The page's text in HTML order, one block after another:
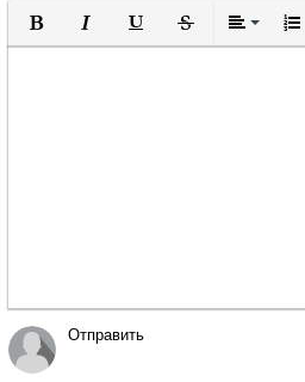
Полужирный
КурсивПодчеркнутый
Зачеркнутый
Отправить